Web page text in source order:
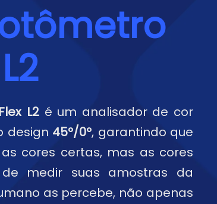
L2é um analisador de cor
design 45º/0º, garantindo que
cores certas, mas as cores
medir suas amostras da
as percebe, não apenas